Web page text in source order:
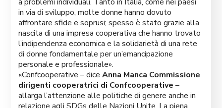
in via di sviluppo, molte donne hanno dovuto
affrontare sfide e soprusi; spesso è stato grazie alla
nascita di una impresa cooperativa che hanno trovato
l’indipendenza economica e la solidarietà di una rete
di donne fondamentale per un’emancipazione
personale e professionale».
«Confcooperative – diceAnna Manca Commissione
dirigenti cooperatrici di Confcooperative –
allarga l’attenzione alle politiche di genere anche in